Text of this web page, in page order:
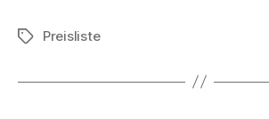
Schlagwörter
Preisliste